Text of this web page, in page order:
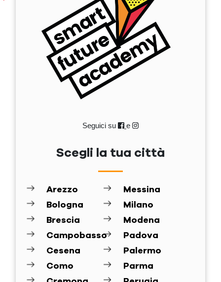
Seguici su e
Scegli la tua città
Arezzo
Bologna
Brescia
Campobasso
Cesena
Como
Messina
Milano
Modena
Padova
Palermo
Parma